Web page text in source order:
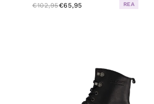
€102,95€65,95 REA